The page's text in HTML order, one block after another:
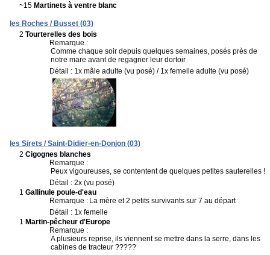
~15 Martinets à ventre blanc
les Roches / Busset (03)
2 Tourterelles des bois
Remarque :
Comme chaque soir depuis quelques semaines, posés près de
notre mare avant de regagner leur dortoir
Détail : 1x mâle adulte (vu posé) / 1x femelle adulte (vu posé)
les Sirets / Saint-Didier-en-Donjon (03)
2 Cigognes blanches
Remarque :
Peux vigoureuses, se contentent de quelques petites sauterelles !
Détail : 2x (vu posé)
1 Gallinule poule-d'eau
Remarque : La mère et 2 petits survivants sur 7 au départ
Détail : 1x femelle
1 Martin-pêcheur d'Europe
Remarque :
A plusieurs reprise, ils viennent se mettre dans la serre, dans les
cabines de tracteur ?????